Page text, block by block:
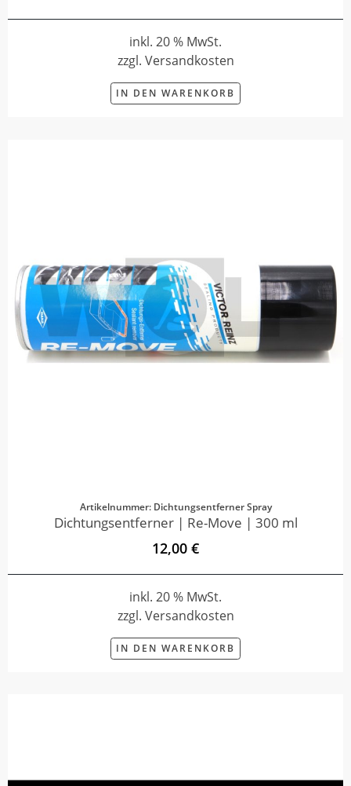
inkl. 20 % MwSt.
zzgl. Versandkosten
IN DEN WARENKORB
Artikelnummer: Dichtungsentferner Spray
Dichtungsentferner | Re-Move | 300 ml
12,00 €
inkl. 20 % MwSt.
zzgl. Versandkosten
IN DEN WARENKORB